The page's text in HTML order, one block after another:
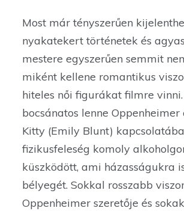
Most már tényszerűen
nyakatekert történetek és
mestere egyszerűen semmit
miként kellene romantikus
hiteles női figurákat filmre
bocsánatos lenne Oppenheimer
Kitty (Emily Blunt)
fizikusfeleség komoly
küszködött, ami házasságukra
bélyegét. Sokkal rosszabb
Oppenheimer szeretője és